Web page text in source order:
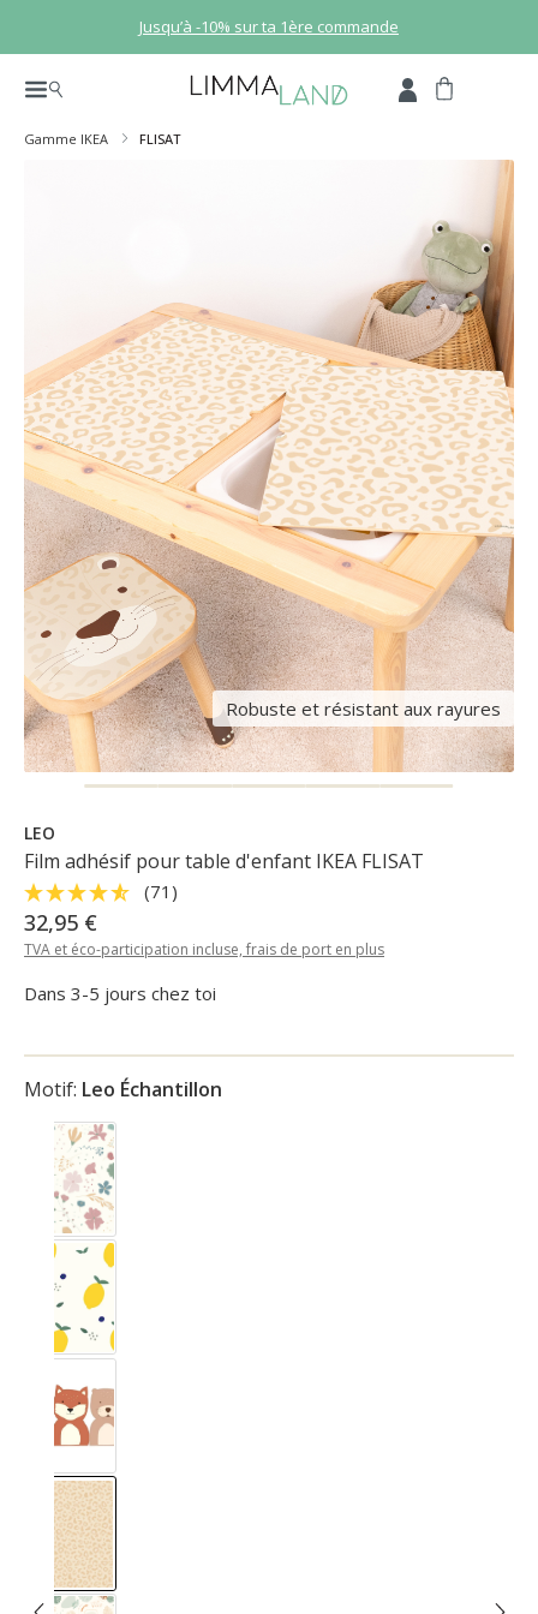
Passer au contenu principalJusqu’à -10% sur ta 1ère commande
Gamme IKEA FLISAT
Robuste et résistant aux rayures
LEO
Film adhésif pour table d'enfant IKEA FLISAT
(71)
32,95 €
TVA et éco-participation incluse, frais de port en plus
Dans 3-5 jours chez toi
Motif: Leo Échantillon
Blumig Rosa & Blau
Citron
Forêt
Leo Échantillon